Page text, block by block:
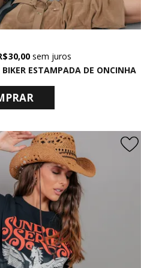
BIKER ESTAMPADA DE ONCINHA
30,00sem juros